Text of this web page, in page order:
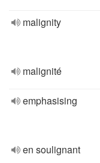
malignity
malignité
emphasising
en soulignant